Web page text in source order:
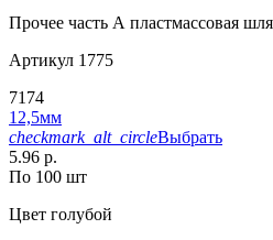
Прочее часть А пластмассовая
Артикул 1775
7174
12,5мм
checkmark_alt_circleВыбрать
5.96 р.
По 100 шт
Цвет голубой